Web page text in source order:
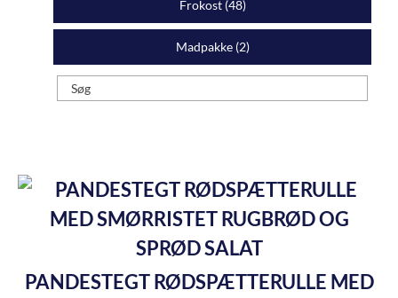
Frokost (48)
Madpakke (2)
PANDESTEGT RØDSPÆTTERULLE MED